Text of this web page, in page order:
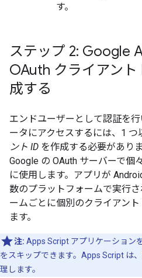
す。
ステップ 2: Google
OAuth クライアン
成する
エンドユーザーとして認証を
ータにアクセスするには、1 つ
ント ID を作成する必要があり
Google の OAuth サーバーで個
に使用します。アプリが
数のプラットフォームで実行
ームごとに個別のクライアン
ます。
注: Apps Script アプリケーション
をスキップできます。Apps Script は
理します。